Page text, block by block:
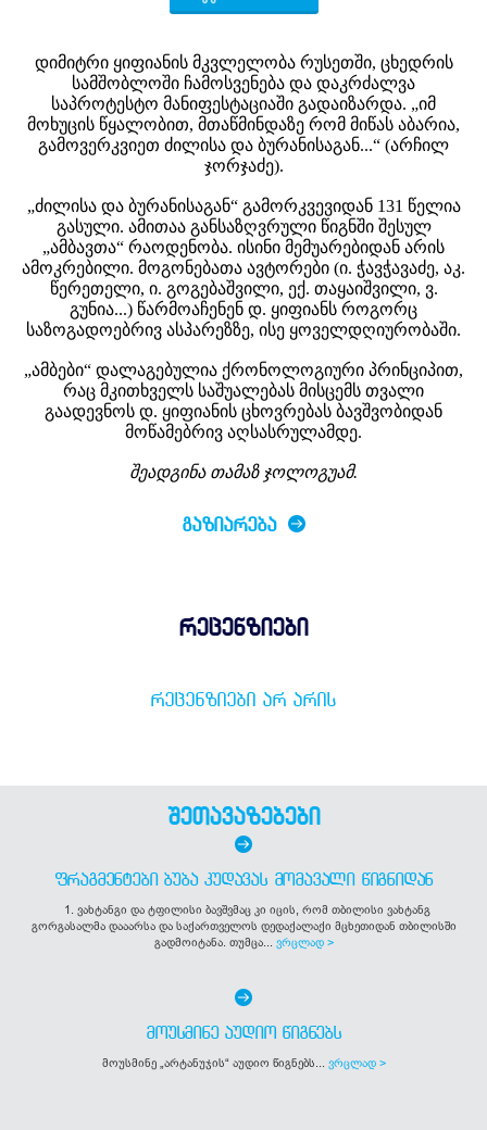
დიმიტრი ყიფიანის მკვლელობა რუსეთში, ცხედრის
სამშობლოში ჩამოსვენება და დაკრძალვა
საპროტესტო მანიფესტაციაში გადაიზარდა. „იმ
მოხუცის წყალობით, მთაწმინდაზე რომ მიწას აბარია,
გამოვერკვიეთ ძილისა და ბურანისაგან...“ (არჩილ
ჯორჯაძე).
„ძილისა და ბურანისაგან“ გამორკვევიდან 131 წელია
გასული. ამითაა განსაზღვრული წიგნში შესულ
„ამბავთა“ რაოდენობა. ისინი მემუარებიდან არის
ამოკრებილი. მოგონებათა ავტორები (ი. ჭავჭავაძე, აკ.
წერეთელი, ი. გოგებაშვილი, ექ. თაყაიშვილი, ვ.
გუნია...) წარმოაჩენენ დ. ყიფიანს როგორც
საზოგადოებრივ ასპარეზზე, ისე ყოველდღიურობაში.
„ამბები“ დალაგებულია ქრონოლოგიური პრინციპით,
რაც მკითხველს საშუალებას მისცემს თვალი
გაადევნოს დ. ყიფიანის ცხოვრებას ბავშვობიდან
მოწამებრივ აღსასრულამდე.
შეადგინა თამაზ ჯოლოგუამ.
ᲒᲐᲖᲘᲐᲠᲔᲑᲐ
რეცენზიები
ᲠᲔᲪᲔᲜᲖᲘᲔᲑᲘ ᲐᲠ ᲐᲠᲘᲡ
შეთავაზებები
ᲤᲠᲐᲒᲛᲔᲜᲢᲔᲑᲘ ᲑᲣᲑᲐ ᲙᲣᲓᲐᲕᲐᲡ ᲛᲝᲛᲐᲕᲐᲚᲘ ᲬᲘᲒᲜᲘᲓᲐᲜ
1. ვახტანგი და ტფილისი ბავშვმაც კი იცის, რომ თბილისი ვახტანგ
გორგასალმა დააარსა და საქართველოს დედაქალაქი მცხეთიდან თბილისში
გადმოიტანა. თუმცა... ვრცლად >
ᲛᲝᲣᲡᲛᲘᲜᲔ ᲐᲣᲓᲘᲝ ᲬᲘᲒᲜᲔᲑᲡ
მოუსმინე „არტანუჯის“ აუდიო წიგნებს... ვრცლად >